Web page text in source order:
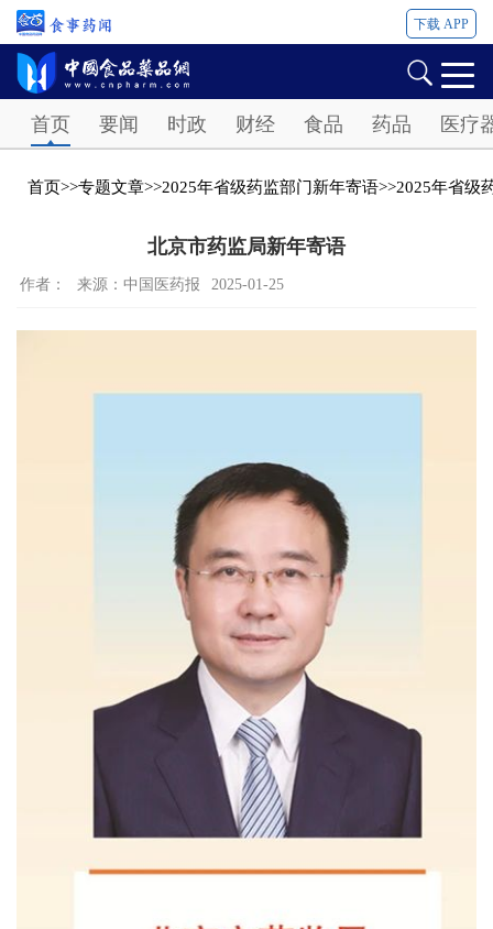
下载 APP
首页 要闻 时政 财经 食品 药品 医疗
首页>>专题文章>>2025年省级药监部门新年寄语>>2025年省级
北京市药监局新年寄语
作者： 来源：中国医药报 2025-01-25